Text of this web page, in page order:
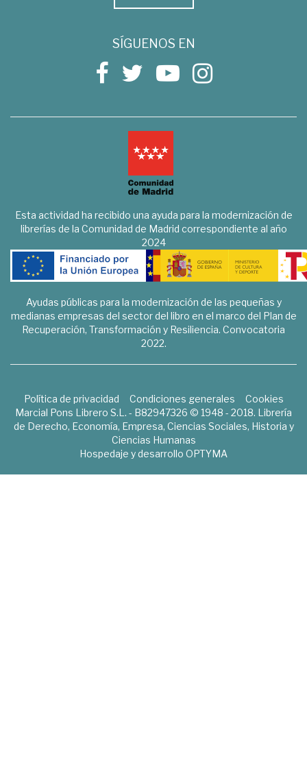
SÍGUENOS EN
Esta actividad ha recibido una ayuda para la modernización de
librerías de la Comunidad de Madrid correspondiente al año
2024
Ayudas públicas para la modernización de las pequeñas y
medianas empresas del sector del libro en el marco del Plan de
Recuperación, Transformación y Resiliencia. Convocatoria
2022.
Política de privacidad Condiciones generales
Cookies
Marcial Pons Librero S.L. - B82947326 © 1948 - 2018. Librería
de Derecho, Economía, Empresa, Ciencias Sociales, Historia y
Ciencias Humanas
Hospedaje y desarrollo OPTYMA